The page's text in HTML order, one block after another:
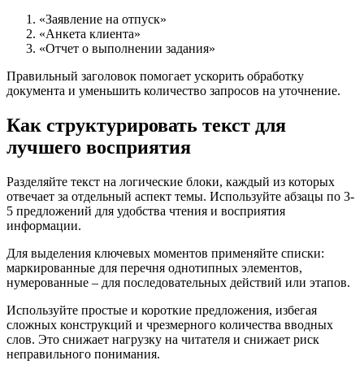
«Заявление на отпуск»
«Анкета клиента»
«Отчет о выполнении задания»
Правильный заголовок помогает ускорить обработку
документа и уменьшить количество запросов на уточнение.
Как структурировать текст для
лучшего восприятия
Разделяйте текст на логические блоки, каждый из которых
отвечает за отдельный аспект темы. Используйте абзацы по 3-
5 предложений для удобства чтения и восприятия
информации.
Для выделения ключевых моментов применяйте списки:
маркированные для перечня однотипных элементов,
нумерованные – для последовательных действий или этапов.
Используйте простые и короткие предложения, избегая
сложных конструкций и чрезмерного количества вводных
слов. Это снижает нагрузку на читателя и снижает риск
неправильного понимания.